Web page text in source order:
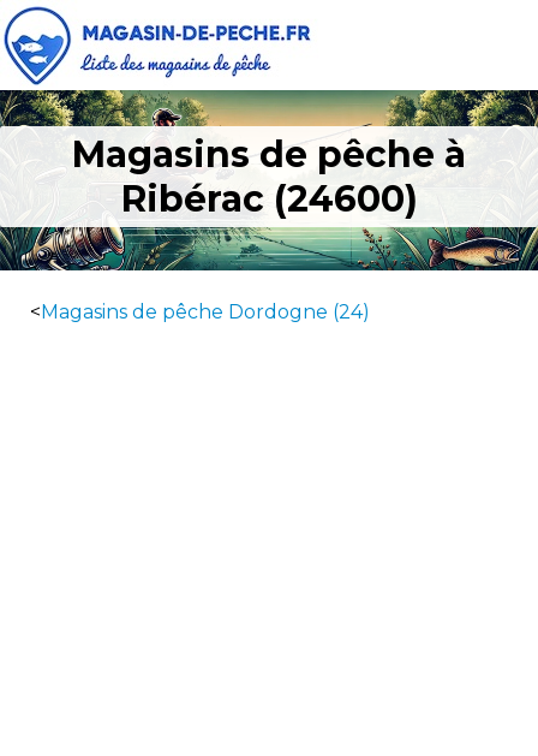
Magasins de pêche à
Ribérac (24600)
<Magasins de pêche Dordogne (24)